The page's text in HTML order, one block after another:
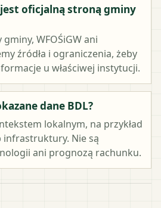
jest oficjalną stroną gminy
WFOŚiGW ani
źródła i ograniczenia, żeby
u właściwej instytucji.
dane BDL?
lokalnym, na przykład
infrastruktury. Nie są
ani prognozą rachunku.